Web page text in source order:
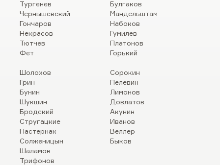
Тургенев
Чернышевский
Гончаров
Некрасов
Тютчев
Фет
Булгаков
Мандельштам
Набоков
Гумилев
Платонов
Горький
Шолохов
Грин
Бунин
Шукшин
Бродский
Стругацкие
Пастернак
Солженицын
Шаламов
Трифонов
Сорокин
Пелевин
Лимонов
Довлатов
Акунин
Иванов
Веллер
Быков